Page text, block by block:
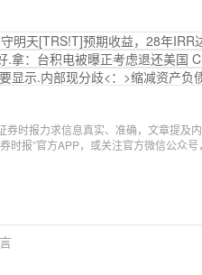
明天[TRS!T]预期收益，28年IRR
.拿：台积电被曝正考虑退还美国
显示.内部现分歧<：>缩减资产负
券时报力求信息真实、准确，文章提及
时报”官方APP，或关注官方微信公众